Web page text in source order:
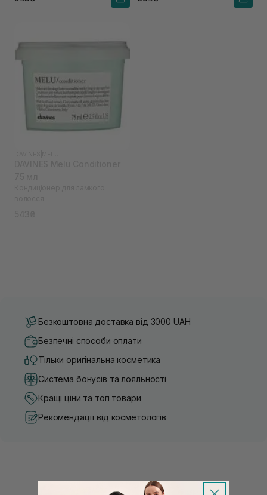
Безкоштовна доставка від 3000 UAH
Безпечні способи оплати
Тільки оригінальна косметика
Система бонусів та лояльності
Кращі ціни та топ товари
Рекомендації від косметологів